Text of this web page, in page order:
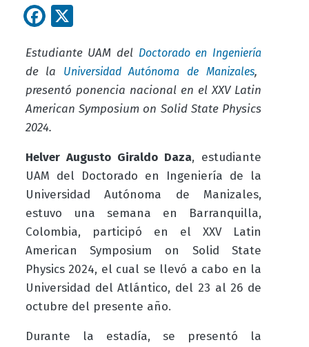
Facebook
Estudiante UAM del Doctorado en Ingeniería
de la Universidad Autónoma de Manizales,
presentó ponencia nacional en el XXV Latin
American Symposium on Solid State Physics
2024.
Helver Augusto Giraldo Daza, estudiante
UAM del Doctorado en Ingeniería de la
Universidad Autónoma de Manizales,
estuvo una semana en Barranquilla,
Colombia, participó en el XXV Latin
American Symposium on Solid State
Physics 2024, el cual se llevó a cabo en la
Universidad del Atlántico, del 23 al 26 de
octubre del presente año.
Durante la estadía, se presentó la